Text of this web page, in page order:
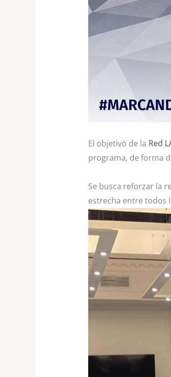
El objetivo de la Red
programa, de forma
Se busca reforzar la
estrecha entre todos